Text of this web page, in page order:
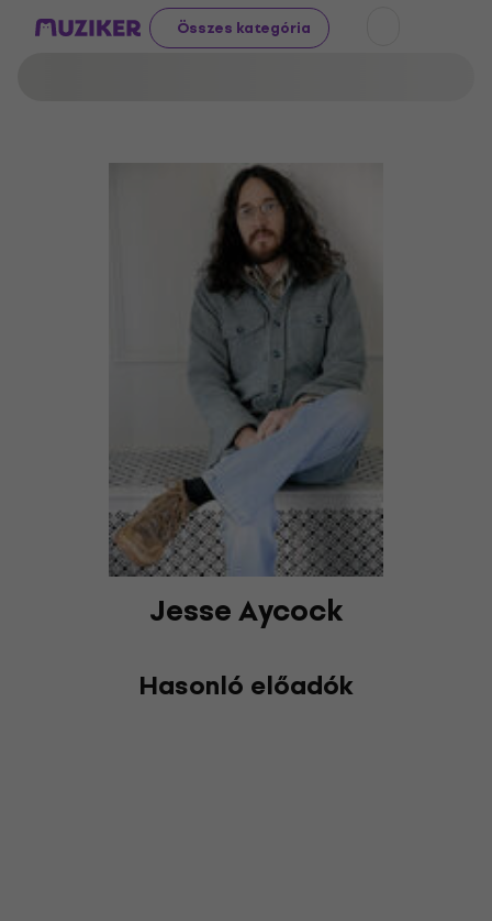
Összes kategória
Jesse Aycock
Hasonló előadók